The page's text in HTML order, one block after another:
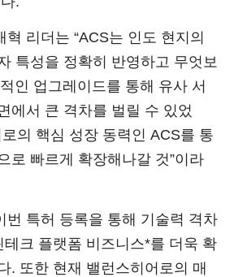
리더는 “ACS는 인도 현지의
특성을 정확히 반영하고 무엇보
인 업그레이드를 통해 유사 서
에서 큰 격차를 벌릴 수 있었
로의 핵심 성장 동력인 ACS를 통
로 빠르게 확장해나갈 것”이라
번 특허 등록을 통해 기술력 격차
테크 플랫폼 비즈니스*를 더욱 확
. 또한 현재 밸런스히어로의 매